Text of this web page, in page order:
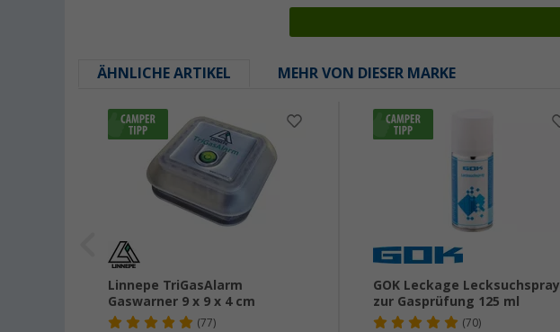
ÄHNLICHE ARTIKEL MEHR VON DIESER MARKE
Linnepe TriGasAlarm
Gaswarner 9 x 9 x 4 cm
(77)
GOK Leckage Lecksuchspray
zur Gasprüfung 125 ml
(70)